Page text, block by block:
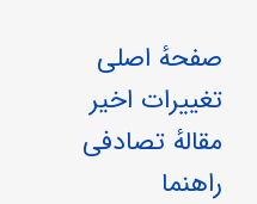
صفحهٔ اصلی
تغییرات اخیر
مقالهٔ تصادفی
راهنما